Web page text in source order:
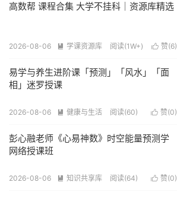
高数帮 课程合集 大学不挂科｜资源库精选
 赞(6)
2026-08-06  学课资源库 阅读(1W+)
易学与养生进阶课「预测」「风水」「面
相」迷罗授课
 赞(0)
2026-08-06  健康与生活 阅读(60)
彭心融老师《心易神数》时空能量预测学
网络授课班
 赞(0)
2026-08-06  知识共享库 阅读(64)